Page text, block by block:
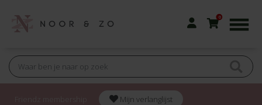
0
Mijn verlanglijst